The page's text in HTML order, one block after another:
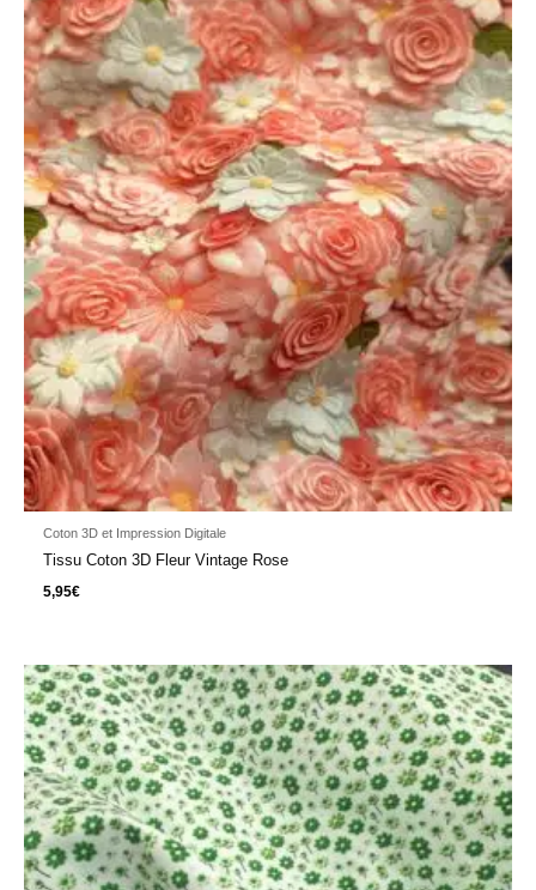
Coton 3D et Impression Digitale
Tissu Coton 3D Fleur Vintage Rose
5,95€